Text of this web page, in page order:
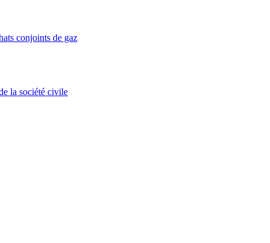
conjoints de gaz
la société civile